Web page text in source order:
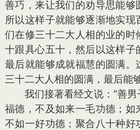
善巧，来让我们的劝导思能够
所以这样子就能够逐渐地实现
们在修三十二大人相的业的时
十跟具心五十，然后以这样子
最后就能够成就福慧的圆满。
三十二大人相的圆满，最后能
我们接著看经文说：“善男
福德，不及如来一毛功德；如
不如一好功德；聚合八十种好